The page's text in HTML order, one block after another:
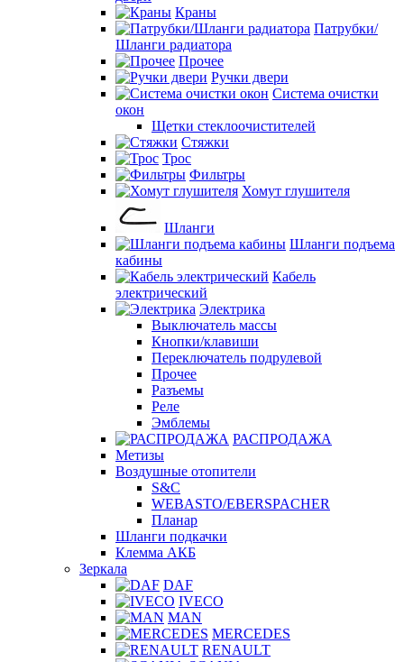
Краны
Патрубки/
Шланги радиатора
Прочее
Ручки двери
Система очистки
окон
Щетки стеклоочистителей
Стяжки
Трос
Фильтры
Хомут глушителя
Шланги
Шланги подъема
кабины
Кабель
электрический
Электрика
Выключатель массы
Кнопки/клавиши
Переключатель подрулевой
Прочее
Разъемы
Реле
Эмблемы
РАСПРОДАЖА
Метизы
Воздушные отопители
S&C
WEBASTO/EBERSPACHER
Планар
Шланги подкачки
Клемма АКБ
Зеркала
DAF
IVECO
MAN
MERCEDES
RENAULT